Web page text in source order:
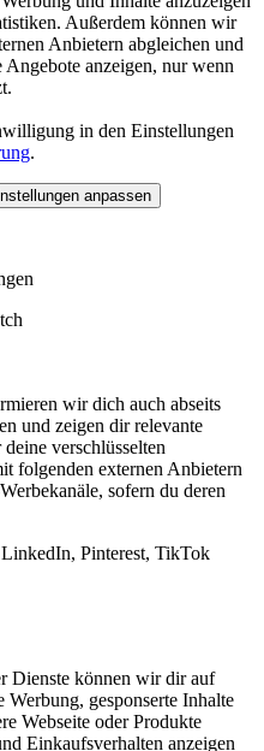
Außerdem können wir
Anbietern abgleichen und
anzeigen, nur wenn
in den Einstellungen
.
anpassen
wir dich auch abseits
und zeigen dir relevante
verschlüsselten
folgenden externen Anbietern
sofern du deren
Pinterest, TikTok
Dienste können wir dir auf
Werbung, gesponserte Inhalte
Webseite oder Produkte
Einkaufsverhalten anzeigen